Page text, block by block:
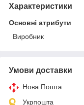
Характеристики
Основні атрибути
Виробник
Умови доставки
Нова Пошта
Укрпошта